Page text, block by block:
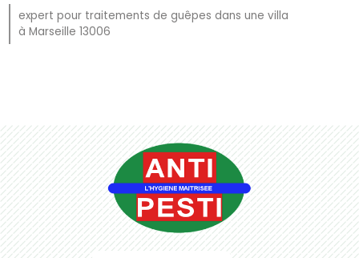
expert pour traitements de guêpes dans une villa
à Marseille 13006